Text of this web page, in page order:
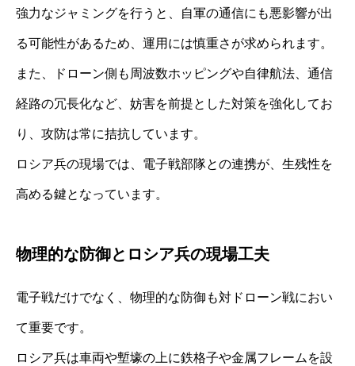
強力なジャミングを行うと、自軍の通信にも悪影響が出
る可能性があるため、運用には慎重さが求められます。
また、ドローン側も周波数ホッピングや自律航法、通信
経路の冗長化など、妨害を前提とした対策を強化してお
り、攻防は常に拮抗しています。
ロシア兵の現場では、電子戦部隊との連携が、生残性を
高める鍵となっています。
物理的な防御とロシア兵の現場工夫
電子戦だけでなく、物理的な防御も対ドローン戦におい
て重要です。
ロシア兵は車両や塹壕の上に鉄格子や金属フレームを設